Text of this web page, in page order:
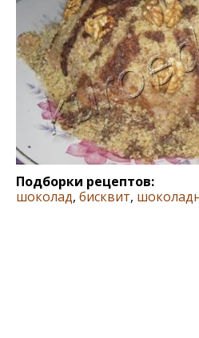
Подборки рецептов:
шоколад, бисквит,